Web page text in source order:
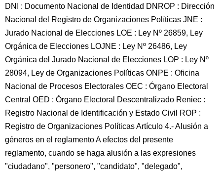
DNI : Documento Nacional de Identidad DNROP : Dirección
Nacional del Registro de Organizaciones Políticas JNE :
Jurado Nacional de Elecciones LOE : Ley Nº 26859, Ley
Orgánica de Elecciones LOJNE : Ley Nº 26486, Ley
Orgánica del Jurado Nacional de Elecciones LOP : Ley Nº
28094, Ley de Organizaciones Políticas ONPE : Oficina
Nacional de Procesos Electorales OEC : Órgano Electoral
Central OED : Órgano Electoral Descentralizado Reniec :
Registro Nacional de Identificación y Estado Civil ROP :
Registro de Organizaciones Políticas Artículo 4.- Alusión a
géneros en el reglamento A efectos del presente
reglamento, cuando se haga alusión a las expresiones
"ciudadano", "personero", "candidato", "delegado",